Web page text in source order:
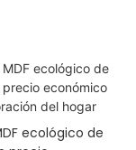
ecológico de